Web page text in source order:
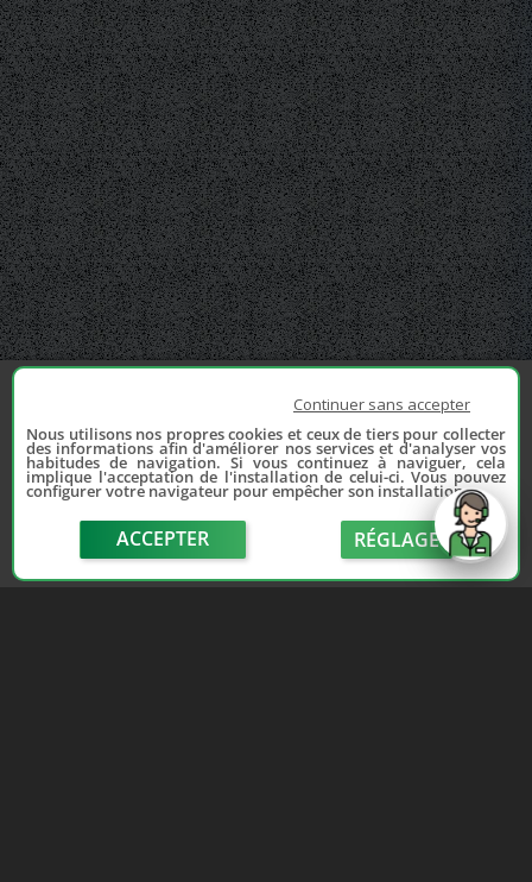
Continuer sans accepter
Nous utilisons nos propres cookies et ceux de tiers pour collecter
des informations afin d'améliorer nos services et d'analyser vos
habitudes de navigation. Si vous continuez à naviguer, cela
implique l'acceptation de l'installation de celui-ci. Vous pouvez
configurer votre navigateur pour empêcher son installation.
ACCEPTER RÉGLAGE